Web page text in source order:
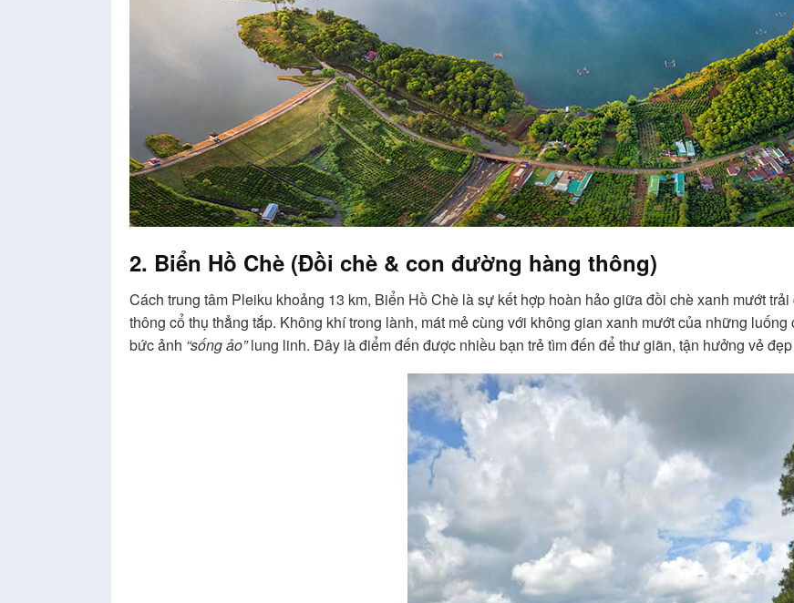
2. Biển Hồ Chè (Đồi chè & con đường hàng thông)
Cách trung tâm Pleiku khoảng 13 km, Biển Hồ Chè là sự kết hợp hoàn hảo giữa đồi chè xanh mướt trải
thông cổ thụ thẳng tắp. Không khí trong lành, mát mẻ cùng với không gian xanh mướt của những
bức ảnh “sống ảo”lung linh. Đây là điểm đến được nhiều bạn trẻ tìm đến để thư giãn, tận hưởng vẻ